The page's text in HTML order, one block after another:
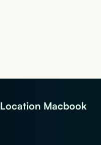
Location Macbook